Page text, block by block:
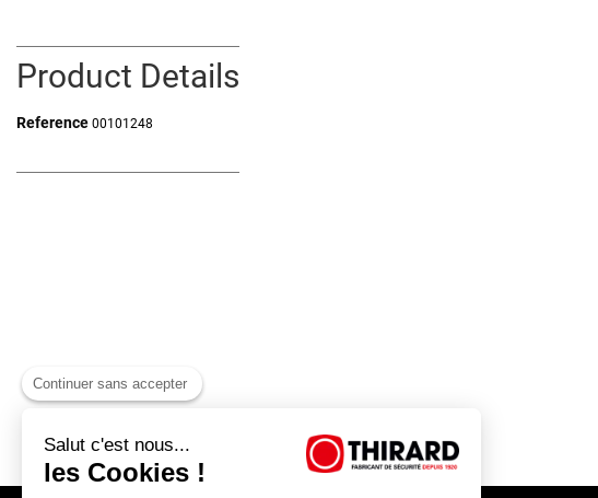
Product Details
Reference 00101248
Continuer sans accepter
Salut c'est nous...
les Cookies !